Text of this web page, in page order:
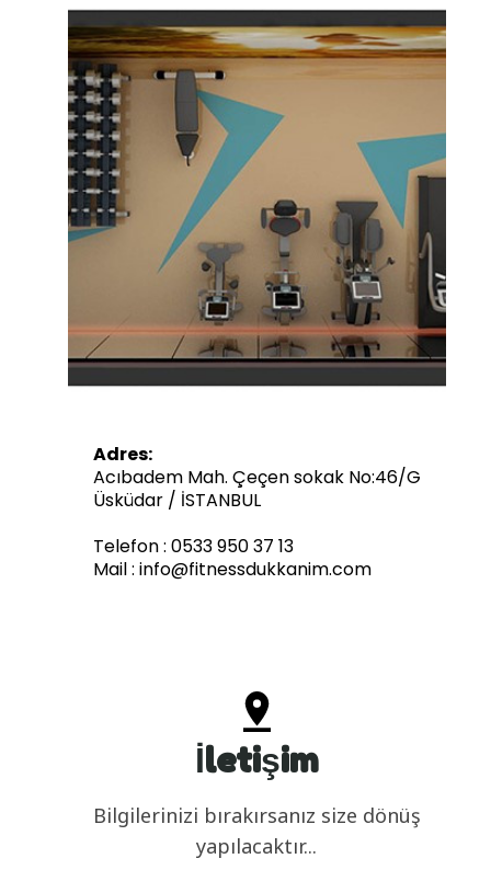
Adres:
Acıbadem Mah. Çeçen sokak No:46/G
Üsküdar / İSTANBUL
Telefon : 0533 950 37 13
Mail : info@fitnessdukkanim.com
İletişim
Bilgilerinizi bırakırsanız size dönüş
yapılacaktır...